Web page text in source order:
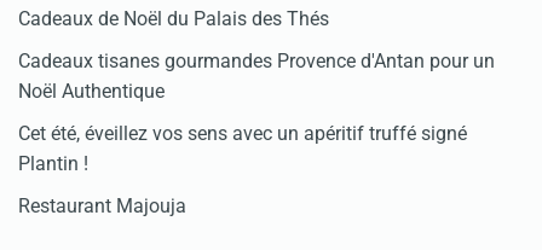
Cadeaux de Noël du Palais des Thés
Cadeaux tisanes gourmandes Provence d'Antan pour un
Noël Authentique
Cet été, éveillez vos sens avec un apéritif truffé signé
Plantin !
Restaurant Majouja